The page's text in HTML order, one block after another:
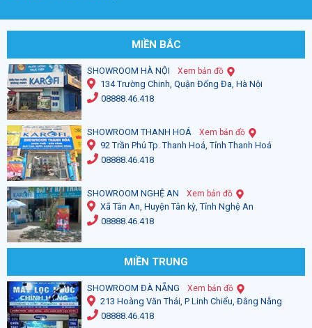
MIỀN BẮC
SHOWROOM HÀ NỘI Xem bản đồ
134 Trường Chinh, Quận Đống Đa, Hà Nội
08888.46.418
SHOWROOM THANH HOÁ Xem bản đồ
92 Trần Phú Tp. Thanh Hoá, Tỉnh Thanh Hoá
08888.46.418
SHOWROOM NGHỆ AN Xem bản đồ
Xã Tân An, Huyện Tân kỳ, Tỉnh Nghệ An
08888.46.418
MIỀN TRUNG
SHOWROOM ĐÀ NẴNG Xem bản đồ
213 Hoàng Văn Thái, P Linh Chiểu, Đằng Nẵng
08888.46.418